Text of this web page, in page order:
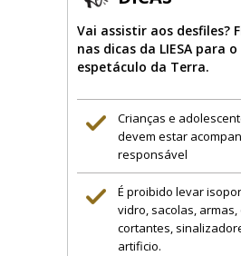
Vai assistir aos desfiles?
nas dicas da LIESA para
espetáculo da Terra.
Crianças e
devem estar
responsável
É proibido levar
vidro, sacolas,
cortantes,
artificio.